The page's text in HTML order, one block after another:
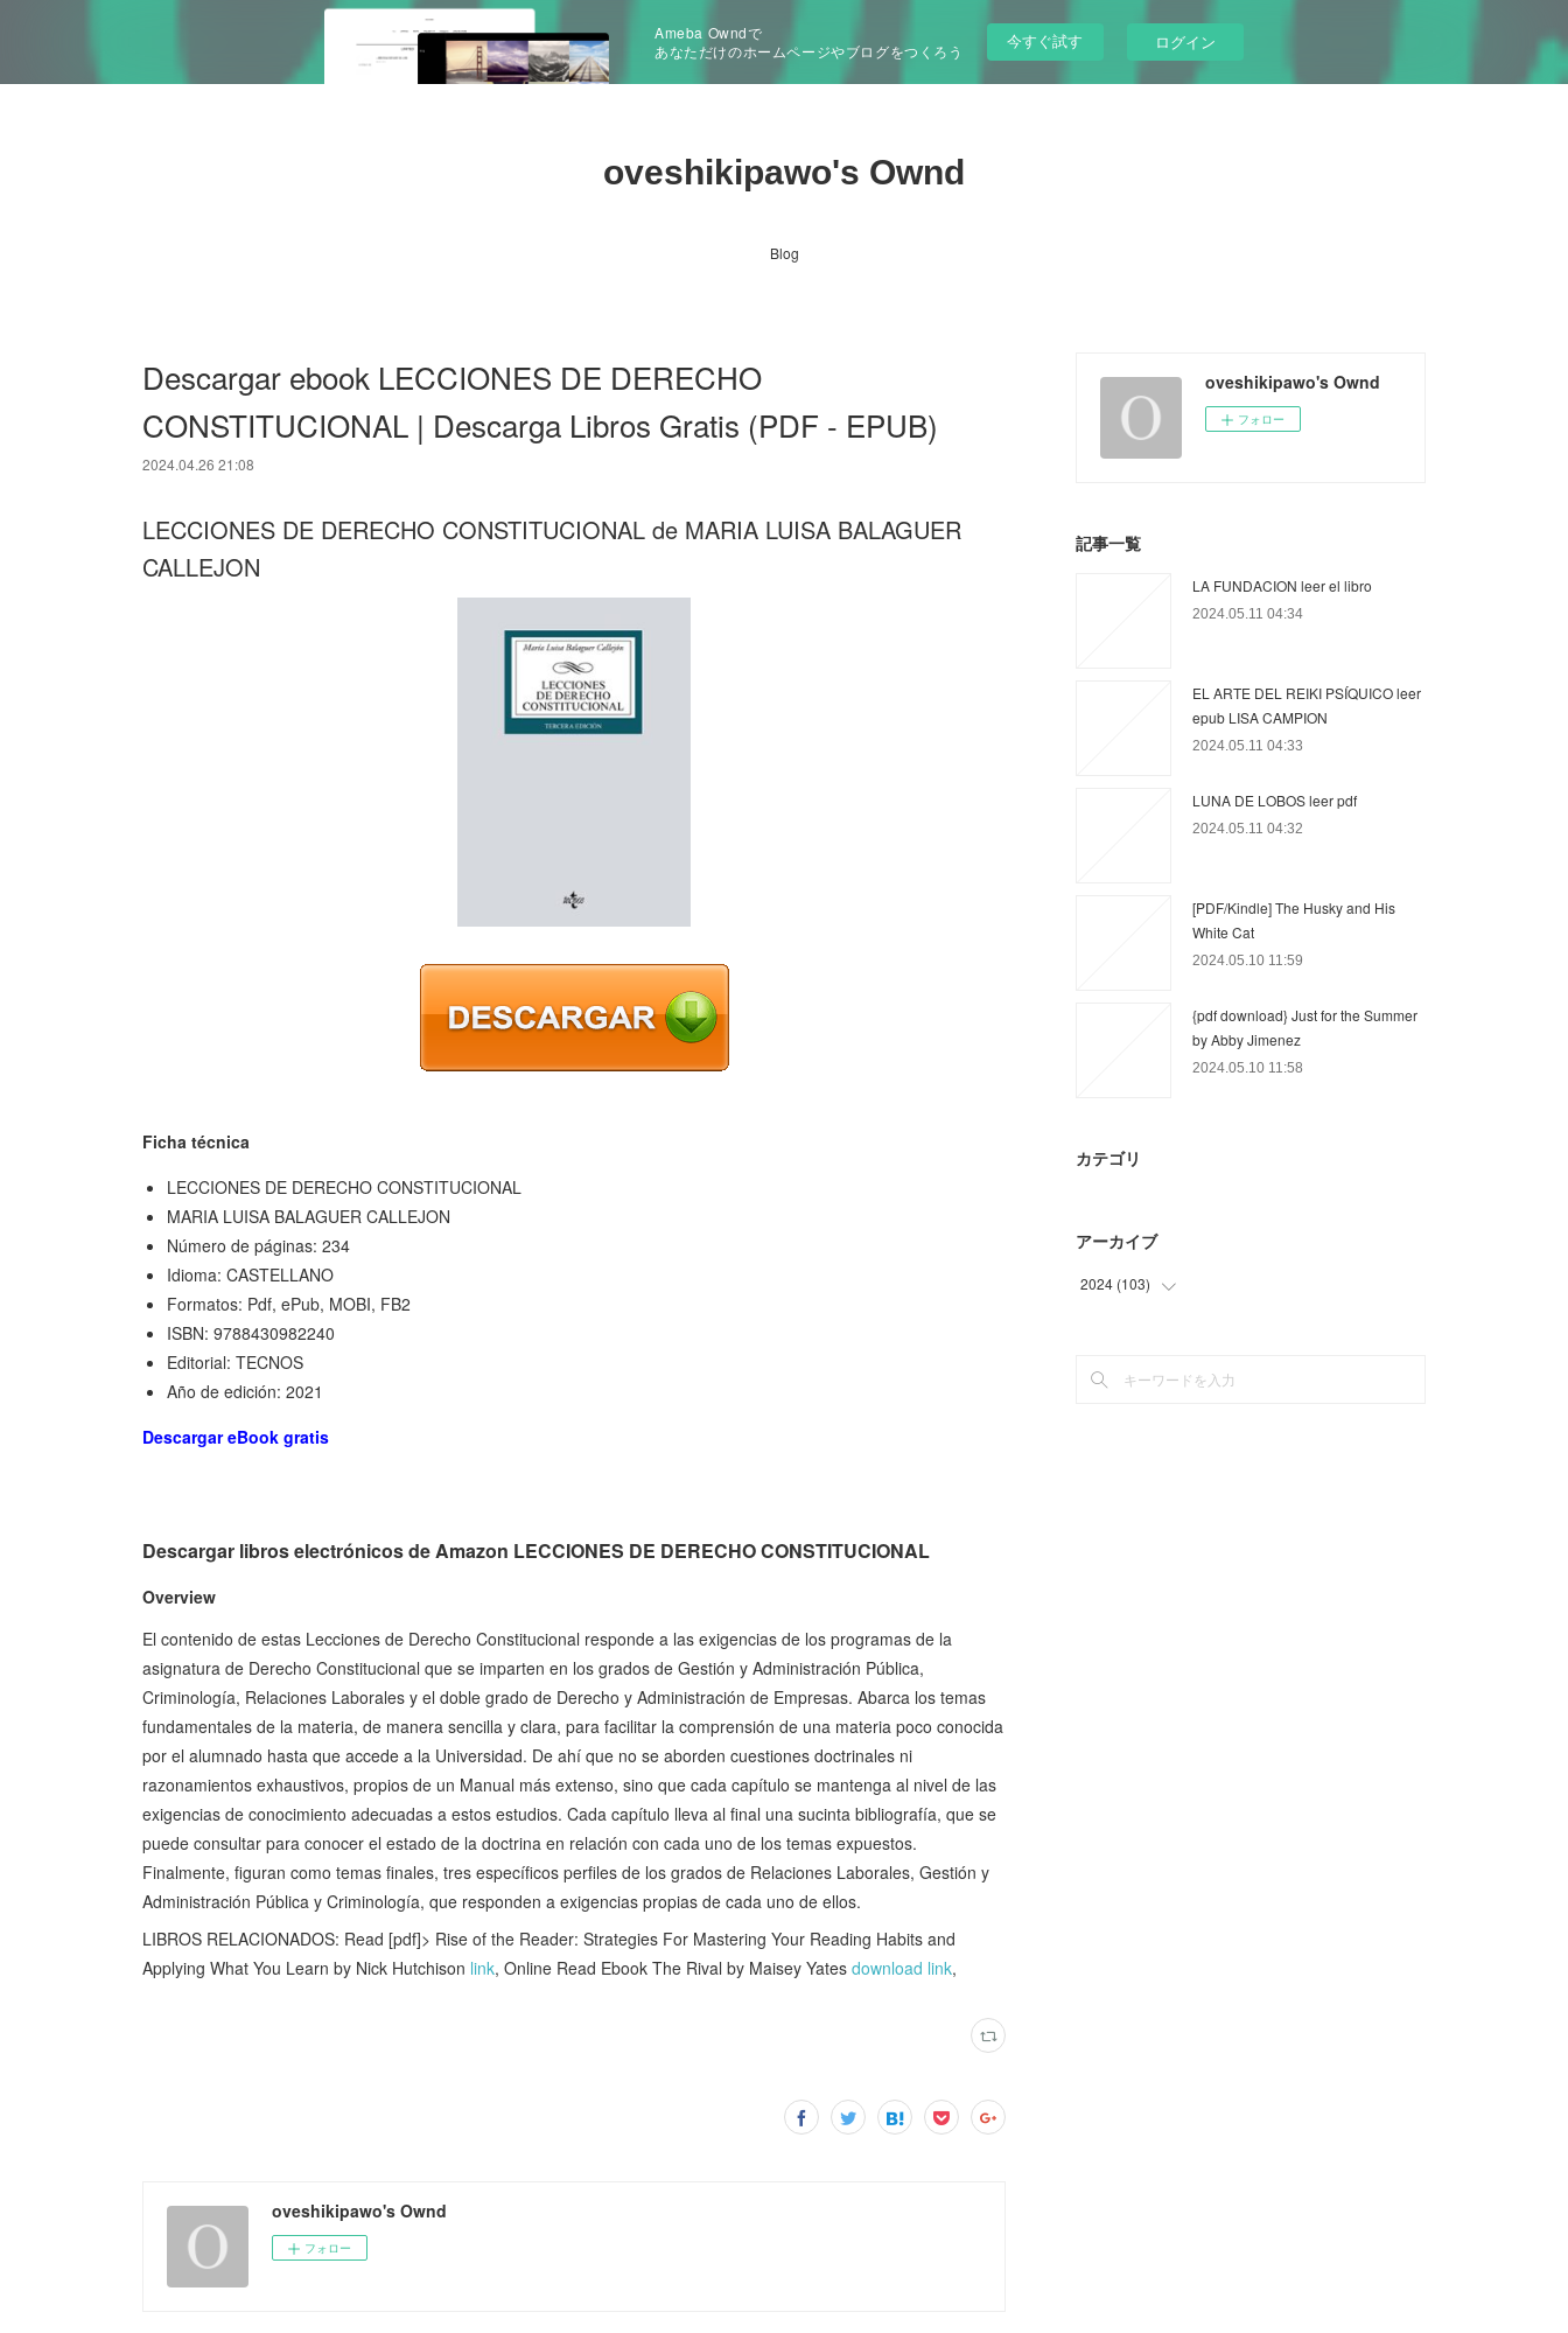
Ameba Owndで
あなただけのホームページやブログをつくろう
今すぐ試す ログイン
oveshikipawo's Ownd
Blog
Descargar ebook LECCIONES DE DERECHO
CONSTITUCIONAL | Descarga Libros Gratis (PDF - EPUB)
2024.04.26 21:08
LECCIONES DE DERECHO CONSTITUCIONAL de MARIA LUISA BALAGUER
CALLEJON
Ficha técnica
LECCIONES DE DERECHO CONSTITUCIONAL
MARIA LUISA BALAGUER CALLEJON
Número de páginas: 234
Idioma: CASTELLANO
Formatos: Pdf, ePub, MOBI, FB2
ISBN: 9788430982240
Editorial: TECNOS
Año de edición: 2021
Descargar eBook gratis
Descargar libros electrónicos de Amazon LECCIONES DE DERECHO CONSTITUCIONAL
Overview
El contenido de estas Lecciones de Derecho Constitucional responde a las exigencias de los programas de la
asignatura de Derecho Constitucional que se imparten en los grados de Gestión y Administración Pública,
Criminología, Relaciones Laborales y el doble grado de Derecho y Administración de Empresas. Abarca los temas
fundamentales de la materia, de manera sencilla y clara, para facilitar la comprensión de una materia poco conocida
por el alumnado hasta que accede a la Universidad. De ahí que no se aborden cuestiones doctrinales ni
razonamientos exhaustivos, propios de un Manual más extenso, sino que cada capítulo se mantenga al nivel de las
exigencias de conocimiento adecuadas a estos estudios. Cada capítulo lleva al final una sucinta bibliografía, que se
puede consultar para conocer el estado de la doctrina en relación con cada uno de los temas expuestos.
Finalmente, figuran como temas finales, tres específicos perfiles de los grados de Relaciones Laborales, Gestión y
Administración Pública y Criminología, que responden a exigencias propias de cada uno de ellos.
LIBROS RELACIONADOS: Read [pdf]> Rise of the Reader: Strategies For Mastering Your Reading Habits and
Applying What You Learn by Nick Hutchison link, Online Read Ebook The Rival by Maisey Yates download link,
oveshikipawo's Ownd
フォロー
oveshikipawo's Ownd
フォロー
記事一覧
LA FUNDACION leer el libro
2024.05.11 04:34
EL ARTE DEL REIKI PSÍQUICO leer
epub LISA CAMPION
2024.05.11 04:33
LUNA DE LOBOS leer pdf
2024.05.11 04:32
[PDF/Kindle] The Husky and His
White Cat
2024.05.10 11:59
{pdf download} Just for the Summer
by Abby Jimenez
2024.05.10 11:58
カテゴリ
アーカイブ
2024 (103)